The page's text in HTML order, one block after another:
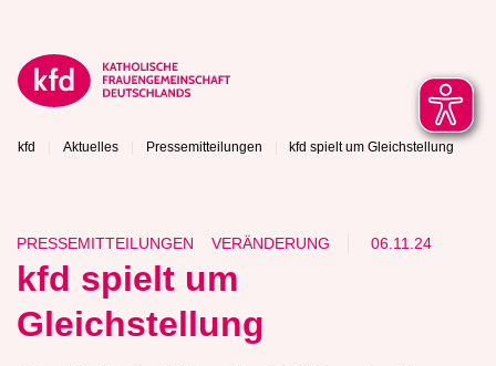
kfd Aktuelles Pressemitteilungen kfd spielt um Gleichstellung
PRESSEMITTEILUNGEN VERÄNDERUNG 06.11.24
kfd spielt um
Gleichstellung